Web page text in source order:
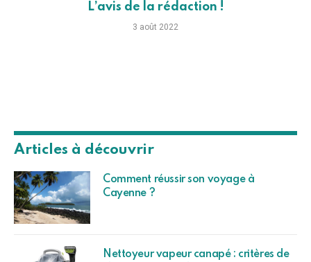
L’avis de la rédaction !
3 août 2022
Articles à découvrir
Comment réussir son voyage à
Cayenne ?
Nettoyeur vapeur canapé : critères de